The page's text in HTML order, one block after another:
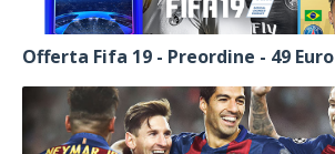
Offerta Fifa 19 - Preordine - 49 Euro